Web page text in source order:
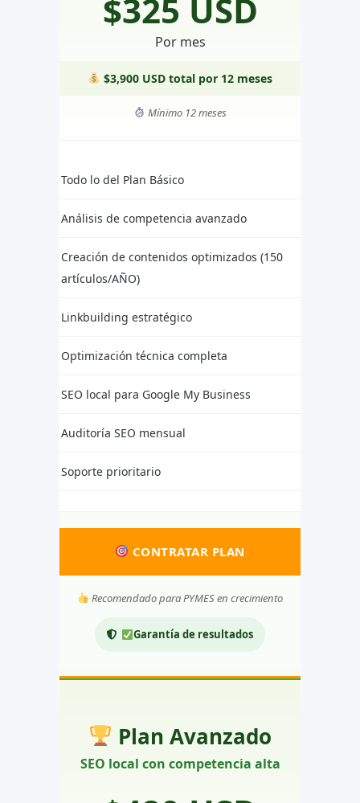
$325 USD
Por mes
$3,900 USD total por 12 meses
Mínimo 12 meses
Todo lo del Plan Básico
Análisis de competencia avanzado
Creación de contenidos optimizados (150
artículos/AÑO)
Linkbuilding estratégico
Optimización técnica completa
SEO local para Google My Business
Auditoría SEO mensual
Soporte prioritario
CONTRATAR PLAN
Recomendado para PYMES en crecimiento
Garantía de resultados
Plan Avanzado
SEO local con competencia alta